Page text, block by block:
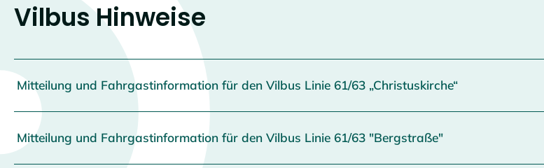
Vilbus Hinweise
Mitteilung und Fahrgastinformation für den Vilbus Linie 61/63 „Christuskirche“
Mitteilung und Fahrgastinformation für den Vilbus Linie 61/63 "Bergstraße"